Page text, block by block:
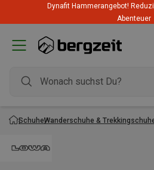
Dynafit Hammerangebot!
Abenteuer
SchuheWanderschuhe &